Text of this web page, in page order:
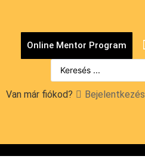
Online Mentor Program
Van már fiókod? Bejelentkezés